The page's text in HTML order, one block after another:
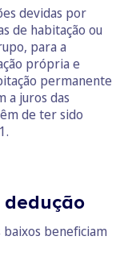
devidas por
de habitação ou
para a
própria e
permanente
a juros das
de ter sido
dedução
beneficiam